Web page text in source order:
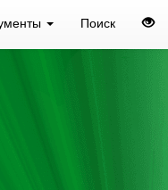
Поиск